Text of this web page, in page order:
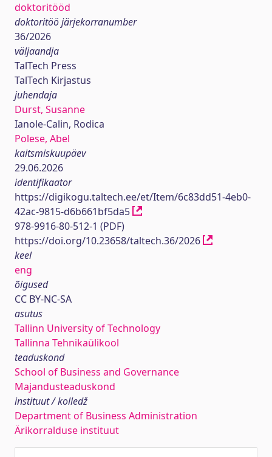
doktoritööd
doktoritöö järjekorranumber
36/2026
väljaandja
TalTech Press
TalTech Kirjastus
juhendaja
Durst, Susanne
Ianole-Calin, Rodica
Polese, Abel
kaitsmiskuupäev
29.06.2026
identifikaator
https://digikogu.taltech.ee/et/Item/6c83dd51-4eb0-
42ac-9815-d6b661bf5da5
978-9916-80-512-1 (PDF)
https://doi.org/10.23658/taltech.36/2026
keel
eng
õigused
CC BY-NC-SA
asutus
Tallinn University of Technology
Tallinna Tehnikaülikool
teaduskond
School of Business and Governance
Majandusteaduskond
instituut / kolledž
Department of Business Administration
Ärikorralduse instituut